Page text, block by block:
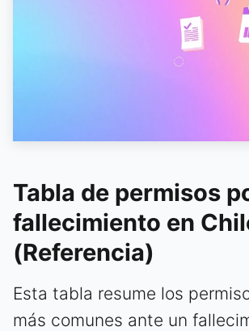
Tabla de permisos
fallecimiento en
(Referencia)
Esta tabla resume los
más comunes ante un